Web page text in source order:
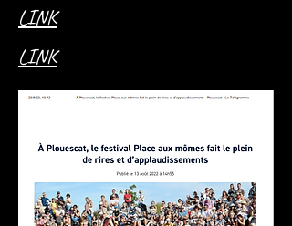
LINK
LINK